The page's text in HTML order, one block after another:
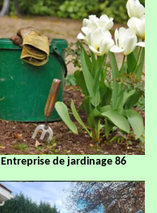
Entreprise de jardinage 86